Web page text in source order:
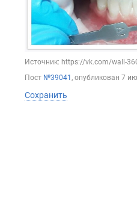
Источник: https://vk.com/wall-
Пост №39041 , опубликован 7
Сохранить